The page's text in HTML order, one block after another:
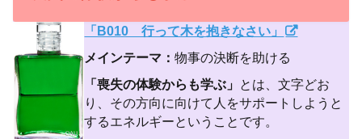
「B010 行って木を抱きなさい」
メインテーマ：物事の決断を助ける
「喪失の体験からも学ぶ」 とは、文字どお
り、その方向に向けて人をサポートしようと
するエネルギーということです。